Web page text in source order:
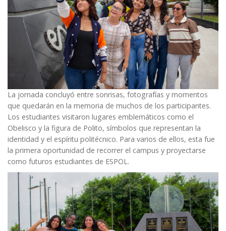
La jornada concluyó entre sonrisas, fotografías y momentos
que quedarán en la memoria de muchos de los participantes.
Los estudiantes visitaron lugares emblemáticos como el
Obelisco y la figura de Polito, símbolos que representan la
identidad y el espíritu politécnico. Para varios de ellos, esta fue
la primera oportunidad de recorrer el campus y proyectarse
como futuros estudiantes de ESPOL.